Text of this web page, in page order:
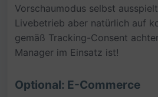
Vorschaumodus selbst
Livebetrieb aber natürlich auf
gemäß Tracking-Consent
Manager im Einsatz ist!
Optional: E-Commerce